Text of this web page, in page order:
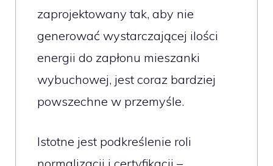
zaprojektowany tak, aby nie
generować wystarczającej ilości
energii do zapłonu mieszanki
wybuchowej, jest coraz bardziej
powszechne w przemyśle.
Istotne jest podkreślenie roli